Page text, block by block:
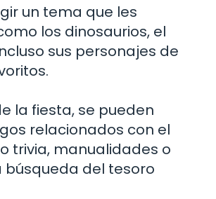
un tema que les
los dinosaurios, el
sus personajes de
la fiesta, se pueden
relacionados con el
trivia, manualidades o
búsqueda del tesoro